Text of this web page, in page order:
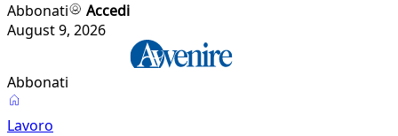
Abbonati
Accedi
August 9, 2026
Abbonati
Lavoro